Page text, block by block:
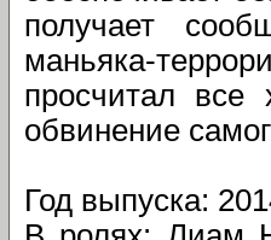
получает
маньяка-
просчитал
обвинение
Год выпуска: